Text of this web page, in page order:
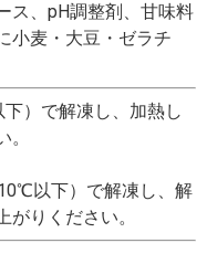
ス、pH調整剤、甘味料
小麦・大豆・ゼラチ
）で解凍し、加熱し
以下）で解凍し、解
りください。